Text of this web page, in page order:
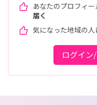
あなたのプロフィ
届く
気になった地域の人
ログイン